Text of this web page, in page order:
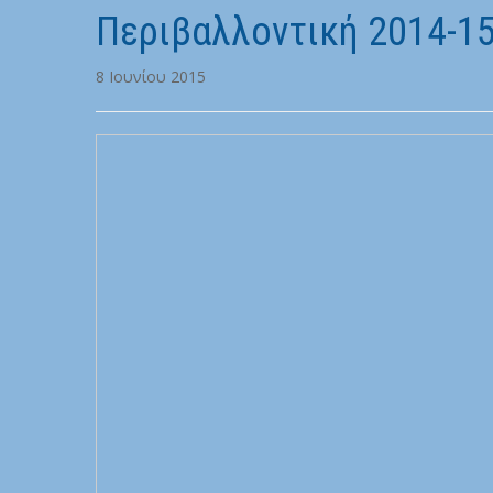
Περιβαλλοντική 2014-
8 Ιουνίου 2015